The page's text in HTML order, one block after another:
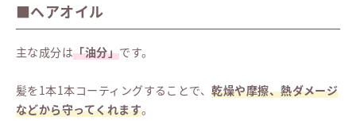
■ヘアオイル
主な成分は「油分」です。
髪を1本1本コーティングすることで、乾燥や摩擦、熱ダメージ
などから守ってくれます。